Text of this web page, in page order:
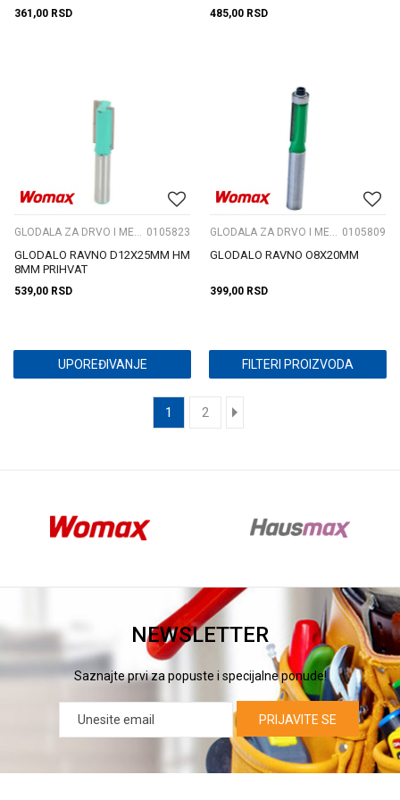
361,00 RSD 485,00 RSD
GLODALA ZA DRVO I METAL 0105823
GLODALO RAVNO D12X25MM HM
8MM PRIHVAT
539,00 RSD
GLODALA ZA DRVO I METAL 0105809
GLODALO RAVNO O8X20MM
399,00 RSD
UPOREĐIVANJE FILTERI PROIZVODA
1 2
NEWSLETTER
Saznajte prvi za popuste i specijalne ponude!
PRIJAVITE SE